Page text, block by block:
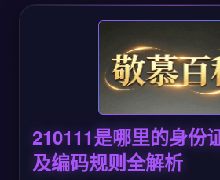
210111是哪里的身份
及编码规则全解析